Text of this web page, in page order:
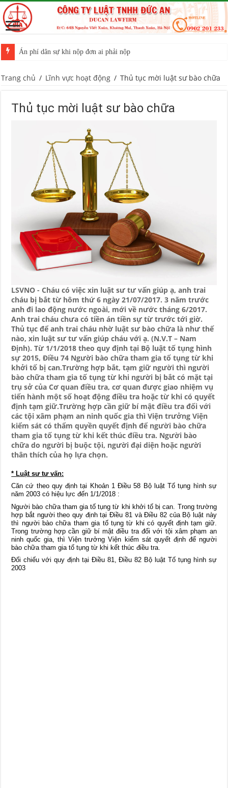
Án phí dân sự khi nộp đơn ai phải nộp
Trang chủ / Lĩnh vực hoạt động / Thủ tục mời luật sư bào chữa
Thủ tục mời luật sư bào chữa
LSVNO - Cháu có việc xin luật sư tư vấn giúp ạ, anh trai
cháu bị bắt từ hôm thứ 6 ngày 21/07/2017. 3 năm trước
anh đi lao động nước ngoài, mới về nước tháng 6/2017.
Anh trai cháu chưa có tiền án tiền sự từ trước tới giờ.
Thủ tục để anh trai cháu nhờ luật sư bào chữa là như thế
nào, xin luật sư tư vấn giúp cháu với ạ. (N.V.T – Nam
Định). Từ 1/1/2018 theo quy định tại Bộ luật tố tụng hình
sự 2015, Điều 74 Người bào chữa tham gia tố tụng từ khi
khởi tố bị can.Trường hợp bắt, tạm giữ người thì người
bào chữa tham gia tố tụng từ khi người bị bắt có mặt tại
trụ sở của Cơ quan điều tra, cơ quan được giao nhiệm vụ
tiến hành một số hoạt động điều tra hoặc từ khi có quyết
định tạm giữ.Trường hợp cần giữ bí mật điều tra đối với
các tội xâm phạm an ninh quốc gia thì Viện trưởng Viện
kiểm sát có thẩm quyền quyết định để người bào chữa
tham gia tố tụng từ khi kết thúc điều tra. Người bào
chữa do người bị buộc tội, người đại diện hoặc người
thân thích của họ lựa chọn.
* Luật sư tư vấn:
Căn cứ theo quy định tại Khoản 1 Điều 58 Bộ luật Tố tụng hình sự
năm 2003 có hiệu lực đến 1/1/2018 :
Người bào chữa tham gia tố tụng từ khi khởi tố bị can. Trong trường
hợp bắt người theo quy định tại Điều 81 và Điều 82 của Bộ luật này
thì người bào chữa tham gia tố tụng từ khi có quyết định tạm giữ.
Trong trường hợp cần giữ bí mật điều tra đối với tội xâm phạm an
ninh quốc gia, thì Viện trưởng Viện kiểm sát quyết định để người
bào chữa tham gia tố tụng từ khi kết thúc điều tra.
Đối chiếu với quy định tại Điều 81, Điều 82 Bộ luật Tố tụng hình sự
2003